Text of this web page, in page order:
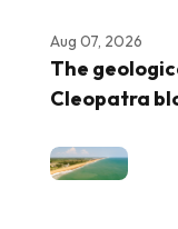
Aug 07, 2026
The
Cleopatra